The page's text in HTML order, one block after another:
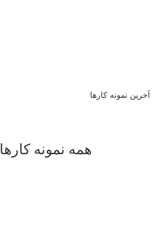
آخرین نمونه کارها
همه نمونه کارها